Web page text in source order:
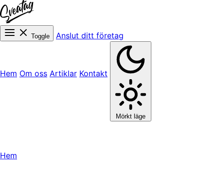
Toggle Anslut ditt företag
Hem Om oss Artiklar Kontakt
Mörkt läge
Hem